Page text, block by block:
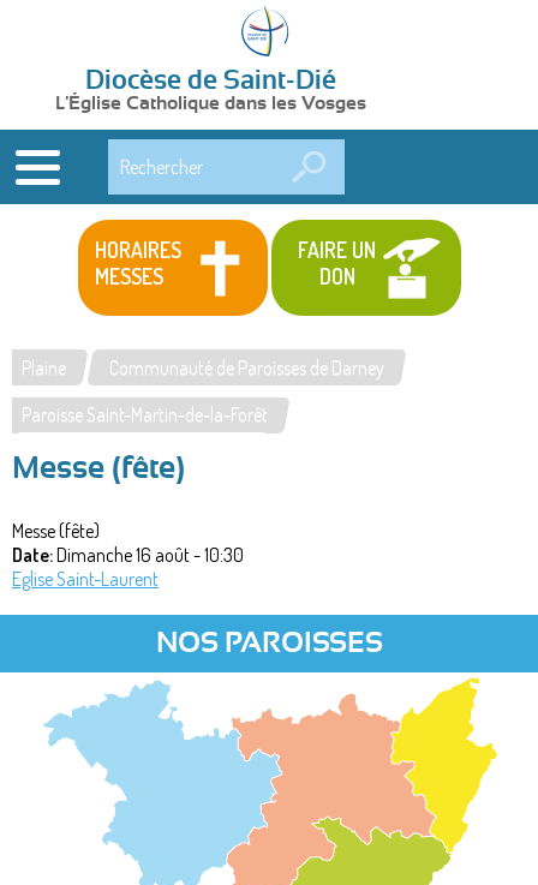
Diocèse de Saint-Dié
L'Église Catholique dans les Vosges
HORAIRES
MESSES
FAIRE UN
DON
Vous
êtes
ici
Plaine
Communauté de Paroisses de Darney
Paroisse Saint-Martin-de-la-Forêt
Messe (fête)
Messe (fête)
Date:Dimanche 16 août - 10:30
Eglise Saint-Laurent
NOS PAROISSES